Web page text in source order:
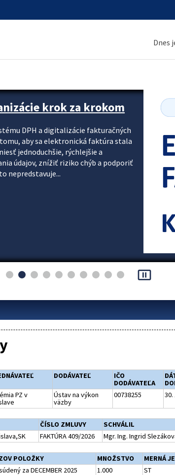
Dnes
krok za krokom
DPH a digitalizácie fakturačných
aby sa elektronická faktúra stala
jednoduchšie, rýchlejšie a
údajov, znížiť riziko chýb a podporiť
nepredstavuje...
pause_presentation
DODÁVATEĽ
IČO
DODÁVATEĽA
PZ v
Ústav na výkon
väzby
00738255 30.
ČÍSLO ZMLUVY SCHVÁLIL
FAKTÚRA 409/2026 Mgr. Ing. Ingrid
POLOŽKY MNOŽSTVO MERNÁ
za DECEMBER 2025 1.000 ST